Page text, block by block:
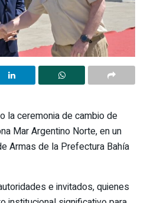
la ceremonia de cambio de
Mar Argentino Norte, en un
Armas de la Prefectura Bahía
e invitados, quienes